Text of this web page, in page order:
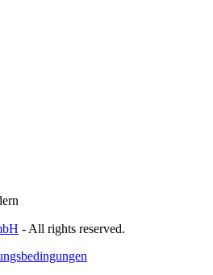
- All rights reserved.